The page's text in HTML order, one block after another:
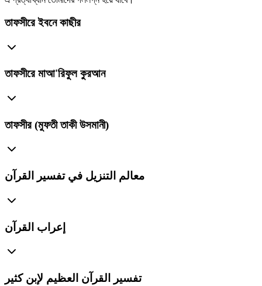
তাফসীরে ইবনে কাছীর
তাফসীরে মাআ'রিফুল কুরআন
তাফসীর (মুফতী তাকী উসমানী)
معالم التنزيل في تفسير القرآن
إعراب القرآن
تفسير القرآن العظيم لإبن كثير